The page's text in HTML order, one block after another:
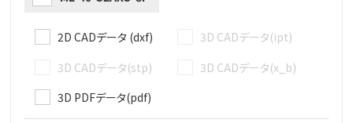
2D CADデータ (dxf)
3D CADデータ(ipt)
3D CADデータ(stp)
3D CADデータ(x_b)
3D PDFデータ(pdf)